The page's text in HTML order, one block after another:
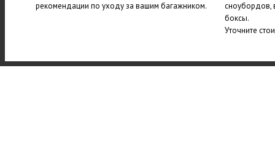
рекомендации по уходу за вашим багажником.
сноубордов,
боксы.
Уточните